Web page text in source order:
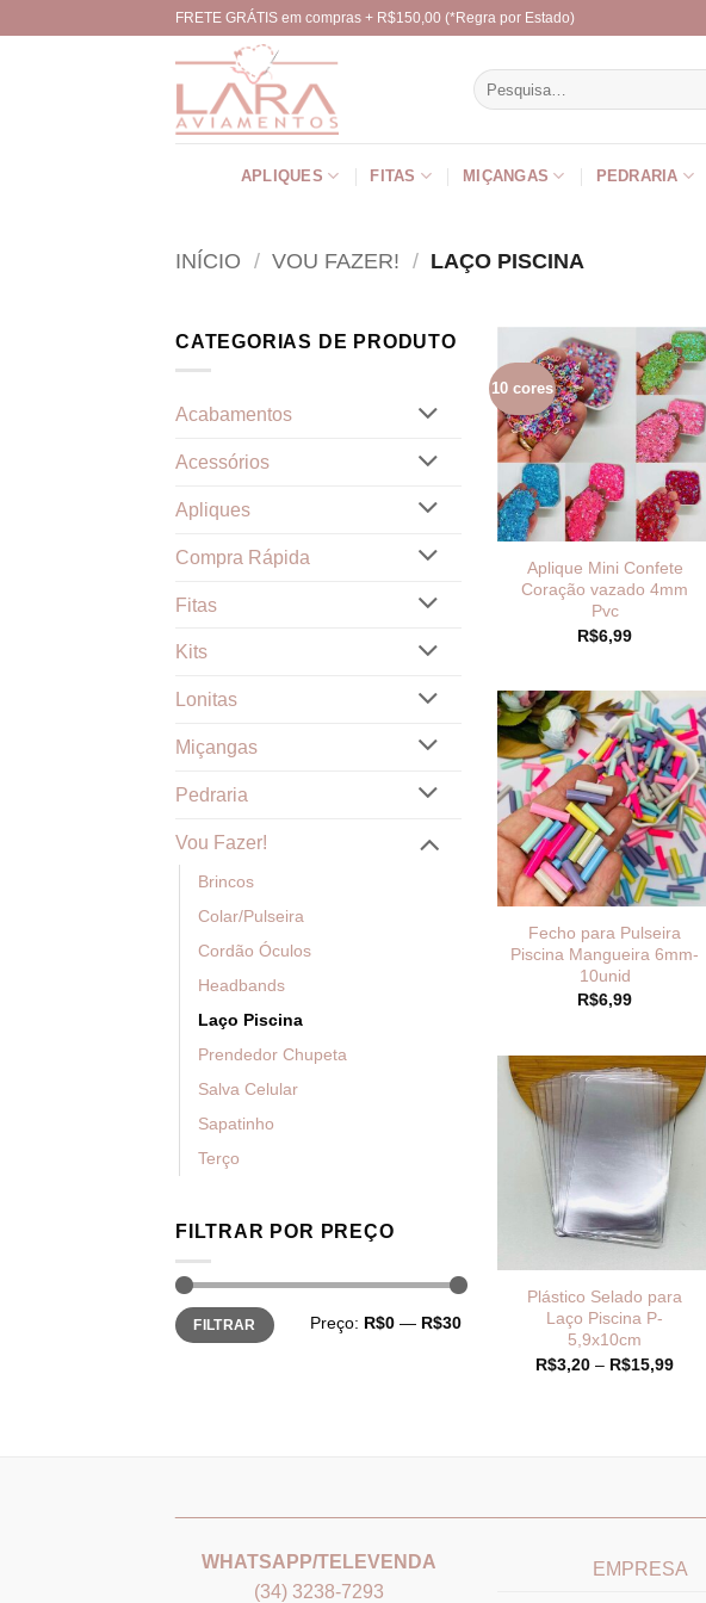
FRETE GRÁTIS em compras + R$150,00 (*Regra por Estado)
Pesquisar
por:
APLIQUES FITAS MIÇANGAS PEDRARIA
INÍCIO / VOU FAZER! / LAÇO PISCINA
CATEGORIAS DE PRODUTO
Acabamentos
Acessórios
Apliques
Compra Rápida
Fitas
Kits
Lonitas
Miçangas
Pedraria
Vou Fazer!
Brincos
Colar/Pulseira
Cordão Óculos
Headbands
Laço Piscina
Prendedor Chupeta
Salva Celular
Sapatinho
Terço
FILTRAR POR PREÇO
Preço
mínimo
Preço
máximo
FILTRAR Preço: R$0 — R$30
10 cores
Aplique Mini Confete
Coração vazado 4mm
Pvc
R$6,99
Fecho para Pulseira
Piscina Mangueira 6mm-
10unid
R$6,99
Plástico Selado para
Laço Piscina P-
5,9x10cm
R$3,20 – R$15,99Faixa
WHATSAPP/TELEVENDA
(34) 3238-7293
EMPRESA